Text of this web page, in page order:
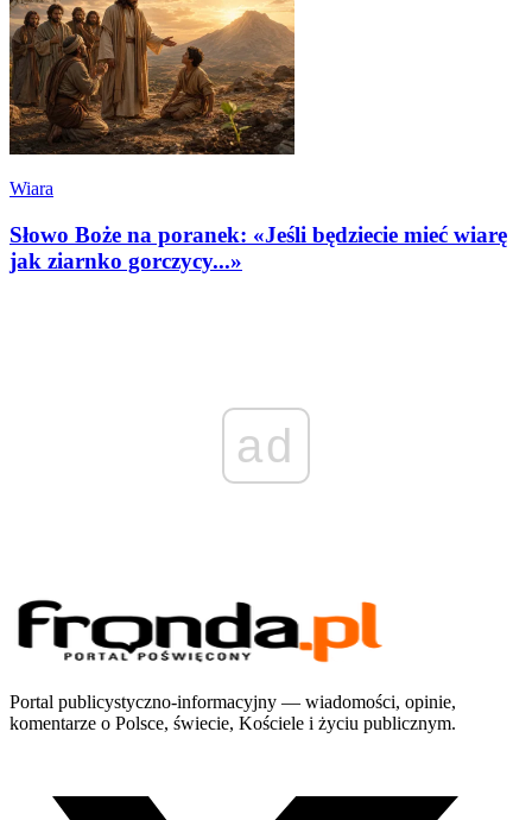
Wiara
Słowo Boże na poranek: «Jeśli będziecie mieć wiarę
jak ziarnko gorczycy...»
ad
Portal publicystyczno-informacyjny — wiadomości, opinie,
komentarze o Polsce, świecie, Kościele i życiu publicznym.